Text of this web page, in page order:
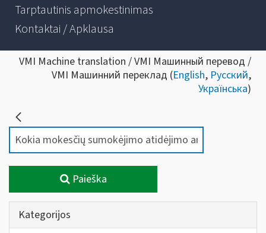
Tarptautinis apmokestinimas
Kontaktai / Apklausa
VMI Machine translation / VMI Машинный перевод /
VMI Машинний переклад (English, Русский,
Українська)
Paieška
Kategorijos